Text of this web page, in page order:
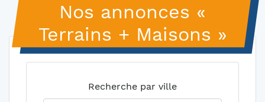
Nos annonces «
Terrains + Maisons »
Recherche par ville